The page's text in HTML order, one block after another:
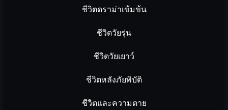
ชีวิตดราม่าเข้มข้น
ชีวิตวัยรุ่น
ชีวิตวัยเยาว์
ชีวิตหลังภัยพิบัติ
ชีวิตและความตาย